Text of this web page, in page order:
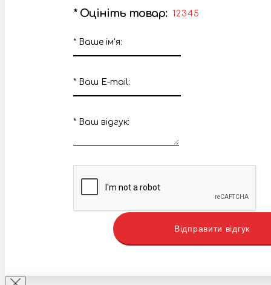
*Оцініть товар: 1 2 345
*Ваше ім'я:
*Ваш E-mail:
*Ваш вiдгук:
Відправити відгук